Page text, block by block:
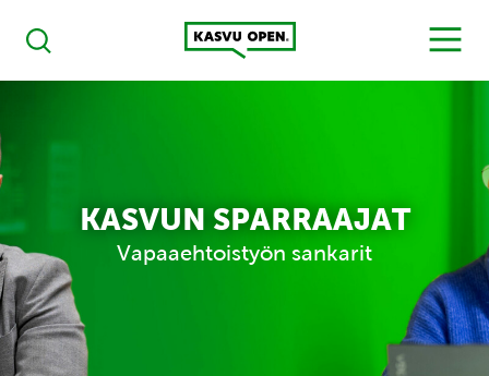
Haku
Kasvu Open
MENU
KASVUN SPARRAAJAT
Vapaaehtoistyön sankarit